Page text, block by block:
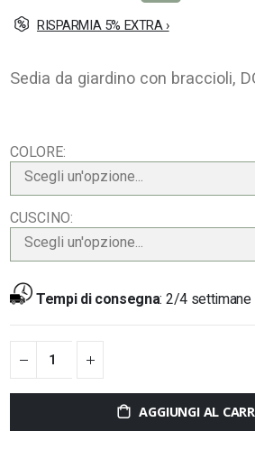
RISPARMIA 5% EXTRA ›
Sedia da giardino con braccioli,
COLORE
Scegli un'opzione...
CUSCINO
Scegli un'opzione...
Tempi di consegna: 2/4 settimane
AGGIUNGI AL